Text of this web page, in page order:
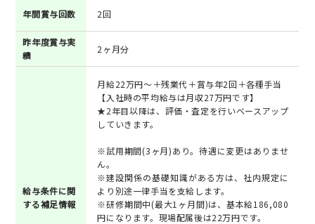
年間賞与回数 2回
昨年度賞与実
績
2ヶ月分
給与条件に関
する補足情報
月給22万円～＋残業代＋賞与年2回＋各種手当
【入社時の平均給与は月収27万円です】
★2年目以降は、評価・査定を行いベースアップ
していきます。
※試用期間(3ヶ月)あり。待遇に変更はありませ
ん。
※建設関係の基礎知識がある方は、社内規定に
より別途一律手当を支給します。
※研修期間中(最大1ヶ月間)は、基本給186,080
円になります。現場配属後は22万円です。